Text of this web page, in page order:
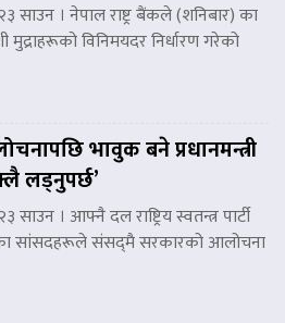
साउन । नेपाल राष्ट्र बैंकले (शनिबार) का
मुद्राहरूको विनिमयदर निर्धारण गरेको
भावुक बने प्रधानमन्त्री
लड्नुपर्छ’
साउन । आफ्नै दल राष्ट्रिय स्वतन्त्र पार्टी
सांसदहरूले संसद्‌मै सरकारको आलोचना